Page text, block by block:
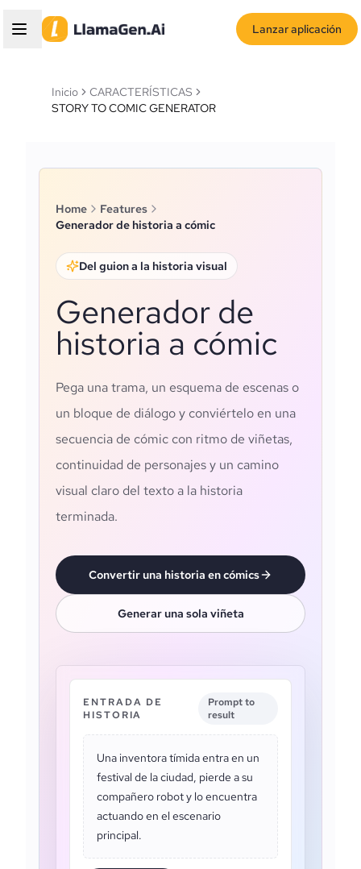
Lanzar aplicación
Inicio
CARACTERÍSTICAS
STORY TO COMIC GENERATOR
Home
Features
Generador de historia a cómic
Del guion a la historia visual
Generador de
historia a cómic
Pega una trama, un esquema de escenas o
un bloque de diálogo y conviértelo en una
secuencia de cómic con ritmo de viñetas,
continuidad de personajes y un camino
visual claro del texto a la historia
terminada.
Convertir una historia en cómics
Generar una sola viñeta
ENTRADA DE
HISTORIA
Prompt to
result
Una inventora tímida entra en un
festival de la ciudad, pierde a su
compañero robot y lo encuentra
actuando en el escenario
principal.